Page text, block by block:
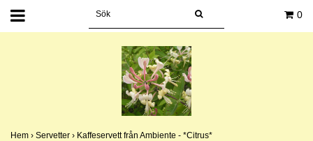
0
Hem › Servetter › Kaffeservett från Ambiente - *Citrus*